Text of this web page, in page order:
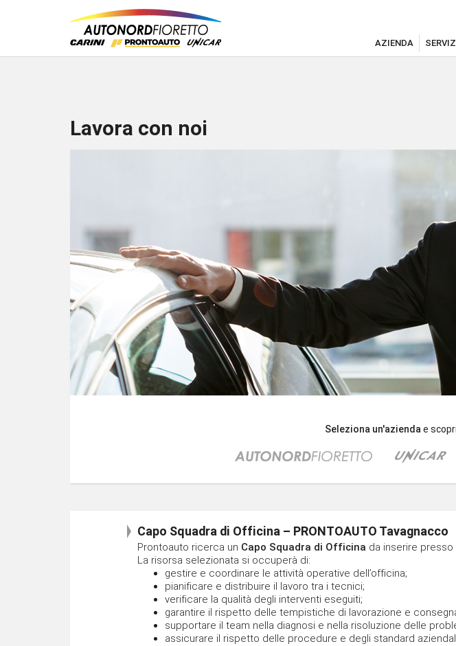
AZIENDA
Lavora con noi
Seleziona un'azienda e
Capo Squadra di Officina – PRONTOAUTO Tavagnacco
Prontoauto ricerca un Capo Squadra di Officina da inserire
La risorsa selezionata si occuperà di:
gestire e coordinare le attività operative dell’officina;
pianificare e distribuire il lavoro tra i tecnici;
verificare la qualità degli interventi eseguiti;
garantire il rispetto delle tempistiche di lavorazione e
supportare il team nella diagnosi e nella risoluzione delle
assicurare il rispetto delle procedure e degli standard